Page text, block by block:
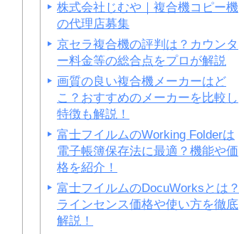
株式会社じむや｜複合機コピー機
の代理店募集
京セラ複合機の評判は？カウンタ
ー料金等の総合点をプロが解説
画質の良い複合機メーカーはど
こ？おすすめのメーカーを比較し
特徴も解説！
富士フイルムのWorking Folderは
電子帳簿保存法に最適？機能や価
格を紹介！
富士フイルムのDocuWorksとは？
ラインセンス価格や使い方を徹底
解説！